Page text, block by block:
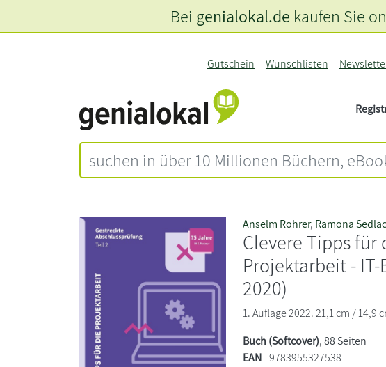
Gutschein Wunschlisten
Bei genialokal.de kaufen Sie
Anselm Rohrer, Ramona
Clevere Tipps für
Projektarbeit - IT-
2020)
1. Auflage 2022. 21,1 cm / 14,9
Buch (Softcover), 88 Seiten
EAN 9783955327538